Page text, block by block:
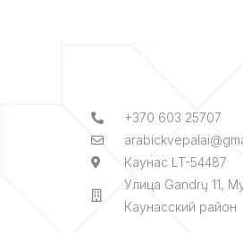
+370 603 25707
Каунас LT-54487
Улица Gandrų 11,
Каунасский район